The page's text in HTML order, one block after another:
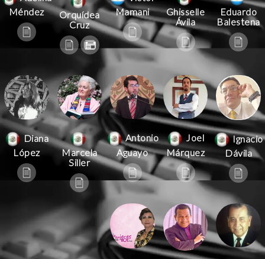
Méndez
Orquídea
Cruz
Mamani
Ghisselle
Ávila
Eduardo
Balestena
Diana
López
Marcela
Siller
Antonio
Aguayo
Joel
Márquez
Ignacio
Dávila